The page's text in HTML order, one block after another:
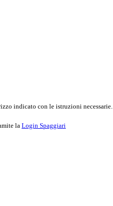
indicato con le istruzioni necessarie.
la Login Spaggiari